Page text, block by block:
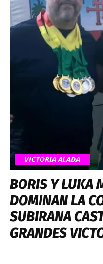
VICTORIA ALADA
BORIS Y LUKA
DOMINAN LA
SUBIRANA
GRANDES